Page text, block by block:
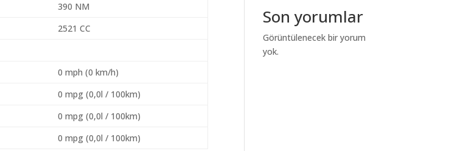
390 NM
2521 CC
0 mph (0 km/h)
0 mpg (0,0l / 100km)
0 mpg (0,0l / 100km)
0 mpg (0,0l / 100km)
Son yorumlar
Görüntülenecek bir yorum
yok.